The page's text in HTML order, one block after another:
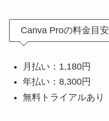
Canva Proの料金目安
月払い：1,180円
年払い：8,300円
無料トライアルあり